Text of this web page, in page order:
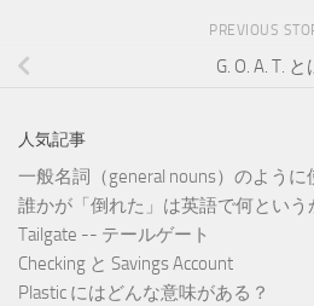
PREVIOUS
G. O. A. T. と
人気記事
一般名詞（general nouns）のよう
誰かが「倒れた」は英語で何という
Tailgate -- テールゲート
Checking と Savings Account
Plastic にはどんな意味がある？